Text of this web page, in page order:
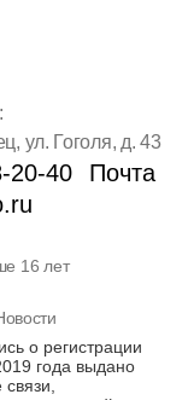
ул. Гоголя, д. 43
20-40
Почта
16 лет
о регистрации
года выдано